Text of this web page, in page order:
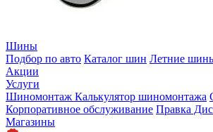
Шины
Подбор по авто Каталог шин Летние
Акции
Услуги
Шиномонтаж Калькулятор шиномонтажа
Корпоративное обслуживание Правка
Магазины